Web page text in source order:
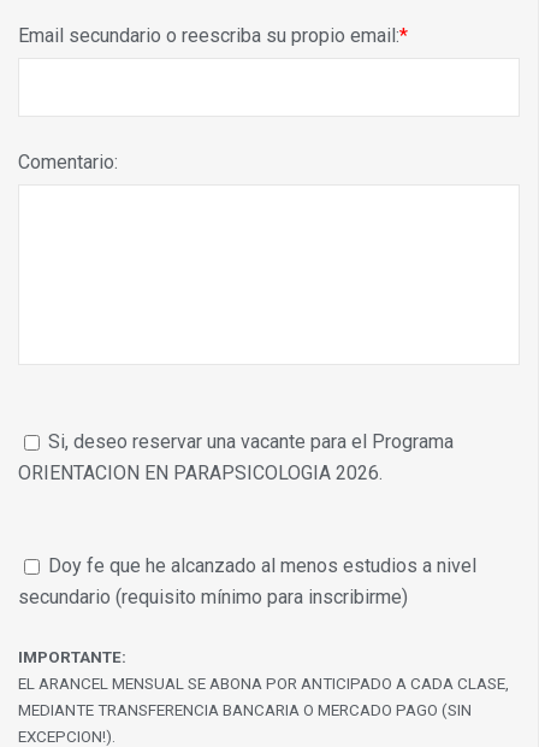
Email secundario o reescriba su propio email:
Comentario:
Si, deseo reservar una vacante para el Programa
ORIENTACION EN PARAPSICOLOGIA 2026.
Doy fe que he alcanzado al menos estudios a nivel
secundario (requisito mínimo para inscribirme)
IMPORTANTE:
EL ARANCEL MENSUAL SE ABONA POR ANTICIPADO A CADA CLASE,
MEDIANTE TRANSFERENCIA BANCARIA O MERCADO PAGO (SIN
EXCEPCION!).